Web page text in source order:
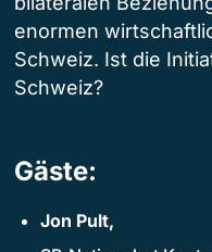
enormen
Schweiz. Ist die
Schweiz?
Gäste:
Jon Pult,